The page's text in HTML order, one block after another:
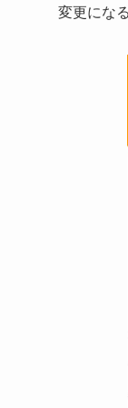
変更にな